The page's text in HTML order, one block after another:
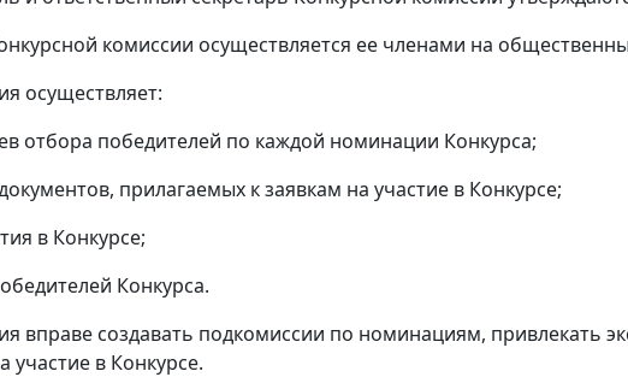
комиссии осуществляется ее членами на
осуществляет:
отбора победителей по каждой номинации Конкурса;
прилагаемых к заявкам на участие в Конкурсе;
в Конкурсе;
Конкурса.
вправе создавать подкомиссии по номинациям, привлекать
участие в Конкурсе.